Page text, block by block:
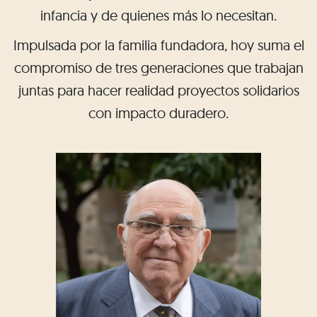
infancia y de quienes más lo necesitan.
Impulsada por la familia fundadora, hoy suma el
compromiso de tres generaciones que trabajan
juntas para hacer realidad proyectos solidarios
con impacto duradero.